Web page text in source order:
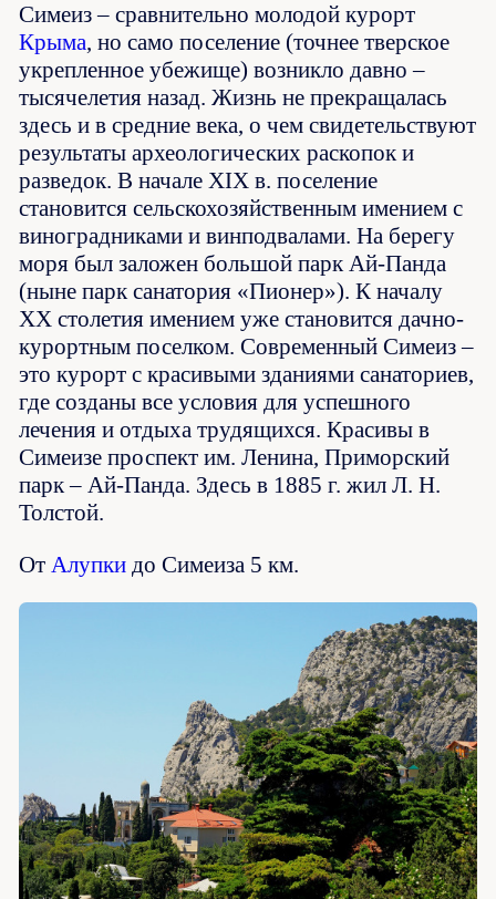
Симеиз – сравнительно молодой курорт
Крыма, но само поселение (точнее тверское
укрепленное убежище) возникло давно –
тысячелетия назад. Жизнь не прекращалась
здесь и в средние века, о чем свидетельствуют
результаты археологических раскопок и
разведок. В начале XIX в. поселение
становится сельскохозяйственным имением с
виноградниками и винподвалами. На берегу
моря был заложен большой парк Ай-Панда
(ныне парк санатория «Пионер»). К началу
XX столетия имением уже становится дачно-
курортным поселком. Современный Симеиз –
это курорт с красивыми зданиями санаториев,
где созданы все условия для успешного
лечения и отдыха трудящихся. Красивы в
Симеизе проспект им. Ленина, Приморский
парк – Ай-Панда. Здесь в 1885 г. жил Л. Н.
Толстой.
От Алупки до Симеиза 5 км.